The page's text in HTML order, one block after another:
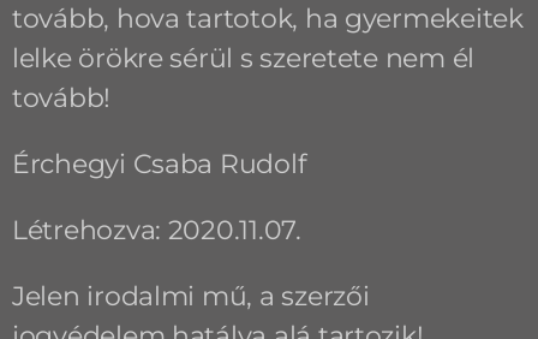
tovább, hova tartotok, ha gyermekeitek
lelke örökre sérül s szeretete nem él
tovább!
Érchegyi Csaba Rudolf
Létrehozva: 2020.11.07.
Jelen irodalmi mű, a szerzői